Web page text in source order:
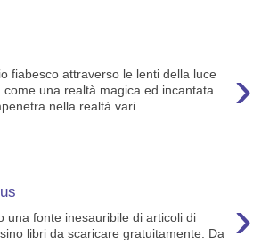
›
fiabesco attraverso le lenti della luce
come una realtà magica ed incantata
nella realtà vari...
›
una fonte inesauribile di articoli di
libri da scaricare gratuitamente. Da